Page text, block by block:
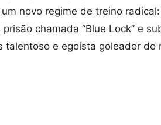
novo regime de treino
chamada “Blue Lock” e
talentoso e egoísta goleador do